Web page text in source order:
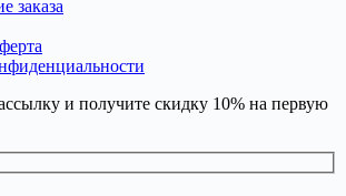
заказа
и получите скидку 10% на первую